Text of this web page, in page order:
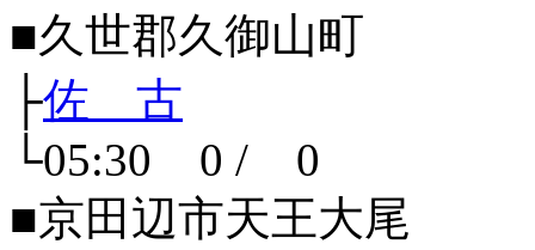
■久世郡久御山町
├佐 古
└05:30 0 / 0
■京田辺市天王大尾